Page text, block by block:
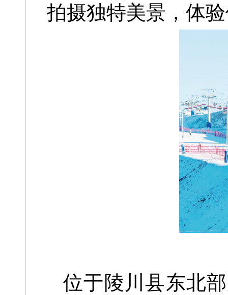
拍摄独特美景， 体
位于陵川县东北